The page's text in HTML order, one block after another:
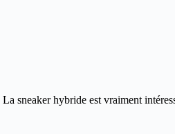
La sneaker hybride est vraiment